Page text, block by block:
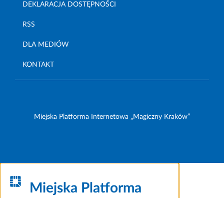
DEKLARACJA DOSTĘPNOŚCI
RSS
DLA MEDIÓW
KONTAKT
Miejska Platforma Internetowa „Magiczny Kraków”
Miejska Platforma